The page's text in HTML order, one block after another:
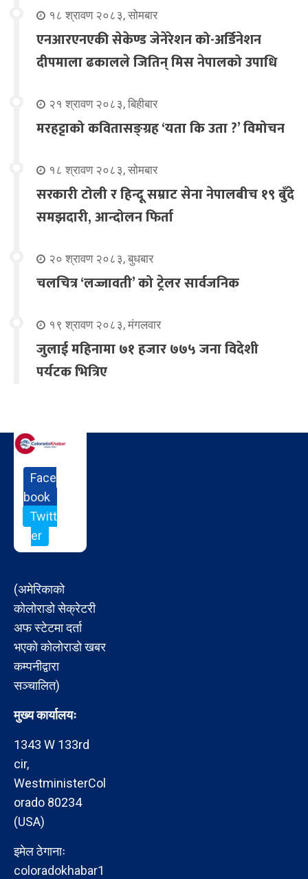
१८ श्रावण २०८३, सोमबार
एनआरएनएकी सेकेण्ड जेनेरेशन को-अर्डिनेशन
दीपमाला ढकालले जितिन् मिस नेपालको उपाधि
२१ श्रावण २०८३, बिहीबार
मरहट्टाको कवितासङ्ग्रह ‘यता कि उता ?’ विमोचन
१८ श्रावण २०८३, सोमबार
सरकारी टोली र हिन्दू सम्राट सेना नेपालबीच १९ बुँदे
समझदारी, आन्दोलन फिर्ता
२० श्रावण २०८३, बुधबार
चलचित्र ‘लज्जावती’ को ट्रेलर सार्वजनिक
१९ श्रावण २०८३, मंगलवार
जुलाई महिनामा ७१ हजार ७७५ जना विदेशी
पर्यटक भित्रिए
Face
book
Twitt
er
(अमेरिकाको
कोलोराडो सेक्रेटरी
अफ स्टेटमा दर्ता
भएको कोलोराडो खबर
कम्पनीद्वारा
सञ्चालित)
मुख्य कार्यालयः
1343 W 133rd
cir,
WestministerCol
orado 80234
(USA)
इमेल ठेगानाः
coloradokhabar1